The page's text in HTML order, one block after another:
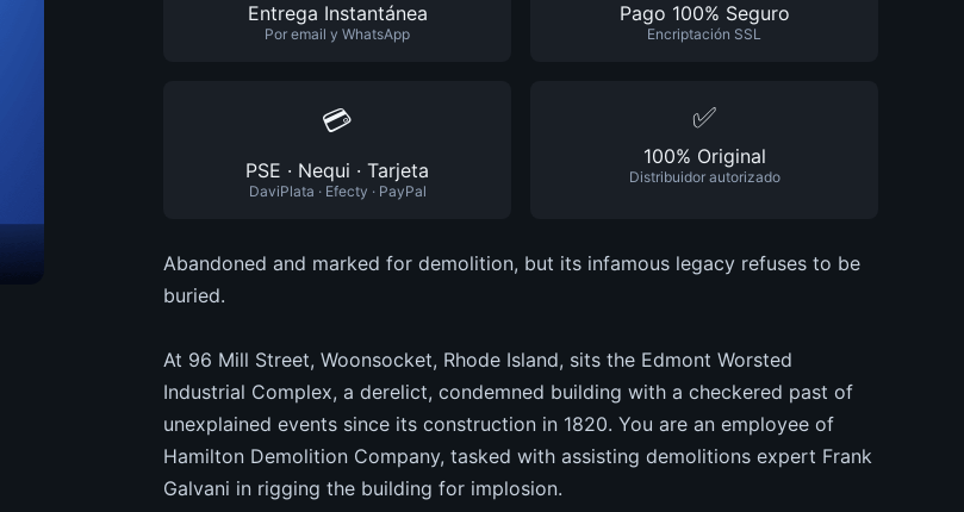
Entrega Instantánea
Por email y WhatsApp
Pago 100% Seguro
Encriptación SSL
💳
PSE · Nequi · Tarjeta
DaviPlata · Efecty · PayPal
✅
100% Original
Distribuidor autorizado
Abandoned and marked for demolition, but its infamous legacy refuses to be
buried.
At 96 Mill Street, Woonsocket, Rhode Island, sits the Edmont Worsted
Industrial Complex, a derelict, condemned building with a checkered past of
unexplained events since its construction in 1820. You are an employee of
Hamilton Demolition Company, tasked with assisting demolitions expert Frank
Galvani in rigging the building for implosion.